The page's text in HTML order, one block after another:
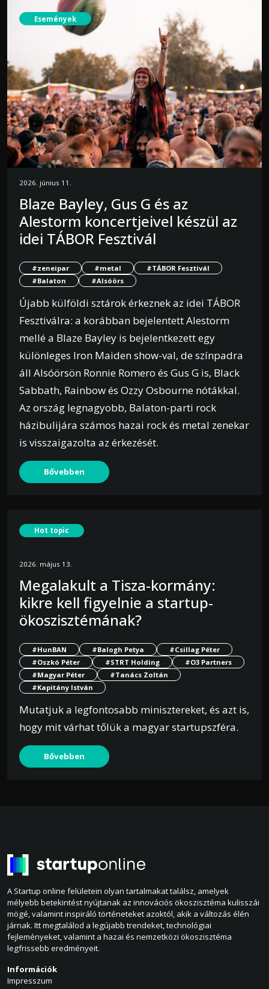
Események
2026. június 11.
Blaze Bayley, Gus G és az
Alestorm koncertjeivel készül az
idei TÁBOR Fesztivál
#zeneipar #metal
#TÁBOR Fesztivál
#Balaton
#Alsóörs
Újabb külföldi sztárok érkeznek az idei TÁBOR
Fesztiválra: a korábban bejelentett Alestorm
mellé a Blaze Bayley is bejelentkezett egy
különleges Iron Maiden show-val, de színpadra
áll Alsóörsön Ronnie Romero és Gus G is, Black
Sabbath, Rainbow és Ozzy Osbourne nótákkal.
Az ország legnagyobb, Balaton-parti rock
házibulijára számos hazai rock és metal zenekar
is visszaigazolta az érkezését.
Bővebben
Hot topic
2026. május 13.
Megalakult a Tisza-kormány:
kikre kell figyelnie a startup-
ökoszisztémának?
#HunBAN #Balogh Petya
#Csillag Péter
#Oszkó Péter
#STRT Holding
#O3 Partners
#Magyar Péter
#Tanács Zoltán
#Kapitány István
Mutatjuk a legfontosabb minisztereket, és azt is,
hogy mit várhat tőlük a magyar startupszféra.
Bővebben
A Startup online felületein olyan tartalmakat találsz, amelyek
mélyebb betekintést nyújtanak az innovációs ökoszisztéma kulisszái
mögé, valamint inspiráló történeteket azoktól, akik a változás élén
járnak. Itt megtalálod a legújabb trendeket, technológiai
fejleményeket, valamint a hazai és nemzetközi ökoszisztéma
legfrissebb eredményeit.
Információk
Impresszum